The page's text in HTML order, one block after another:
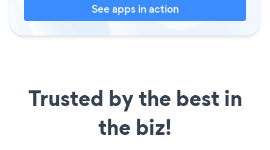
See apps in action
Trusted by the best in
the biz!